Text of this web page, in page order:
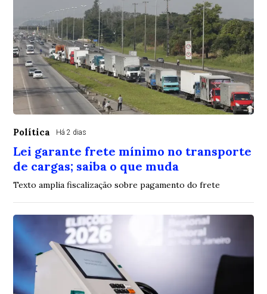
Política Há 2 dias
Lei garante frete mínimo no transporte
de cargas; saiba o que muda
Texto amplia fiscalização sobre pagamento do frete